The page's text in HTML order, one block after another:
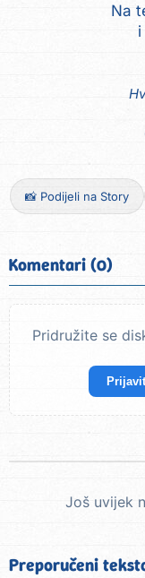
Na
📸 Podijeli na Story
Komentari (0)
Pridružite se
Još uvijek
Preporučeni